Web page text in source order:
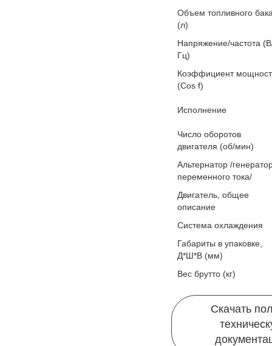
Объем топливного
(л)
Напряжение/частота
Гц)
Коэффициент
(Cos f)
Исполнение
Число оборотов
двигателя (об/мин)
Альтернатор /
переменного тока/
Двигатель, общее
описание
Система охлаждения
Габариты в упаковке,
Д*Ш*В (мм)
Вес брутто (кг)
Скачать